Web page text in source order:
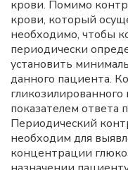
крови. Помимо
крови, который
необходимо, чтобы
периодически
установить
данного пациента.
гликозилированного
показателем ответа
Периодический
необходим для
концентрации